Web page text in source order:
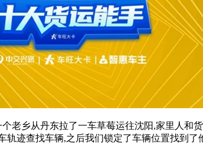
老乡从丹东拉了一车草莓运往沈阳,家里人和
迹查找车辆,之后我们锁定了车辆位置找到